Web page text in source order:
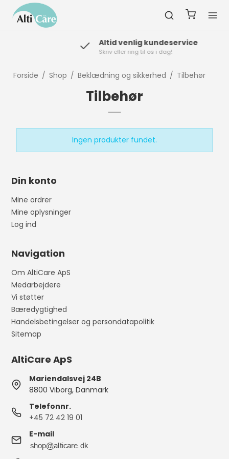
Altid venlig kundeservice
Skriv eller ring til os i dag!
Forside / Shop / Beklædning og sikkerhed / Tilbehør
Tilbehør
Ingen produkter fundet.
Din konto
Mine ordrer
Mine oplysninger
Log ind
Navigation
Om AltiCare ApS
Medarbejdere
Vi støtter
Bæredygtighed
Handelsbetingelser og persondatapolitik
Sitemap
AltiCare ApS
Mariendalsvej 24B
8800 Viborg, Danmark
Telefonnr.
+45 72 42 19 01
E-mail